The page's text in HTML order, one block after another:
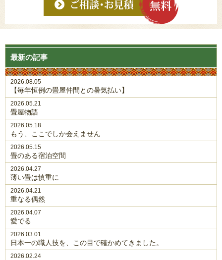
最新の記事
2026.08.05
【毎年恒例の畳屋仲間との暑気払い】
2026.05.21
畳屋物語
2026.05.18
もう、ここでしか会えません
2026.05.15
畳のある宿泊空間
2026.04.27
薄い畳は慎重に
2026.04.21
重なる偶然
2026.04.07
愛でる
2026.03.01
日本一の職人技を、この目で確かめてきました。
2026.02.24